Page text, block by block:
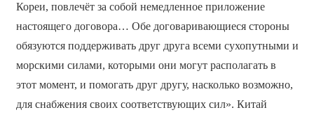
Кореи, повлечёт за собой немедленное приложение
настоящего договора… Обе договаривающиеся стороны
обязуются поддерживать друг друга всеми сухопутными и
морскими силами, которыми они могут располагать в
этот момент, и помогать друг другу, насколько возможно,
для снабжения своих соответствующих сил». Китай